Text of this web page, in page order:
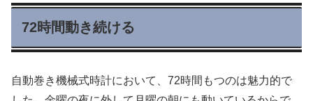
72時間動き続ける
自動巻き機械式時計において、72時間もつのは魅力的で